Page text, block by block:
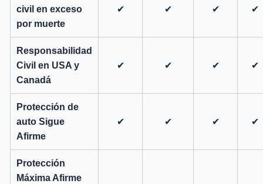
civil en exceso
por muerte
✔ ✔ ✔ ✔
Responsabilidad
Civil en USA y
Canadá
✔ ✔ ✔ ✔
Protección de
auto Sigue
Afirme
✔ ✔ ✔ ✔
Protección
Máxima Afirme